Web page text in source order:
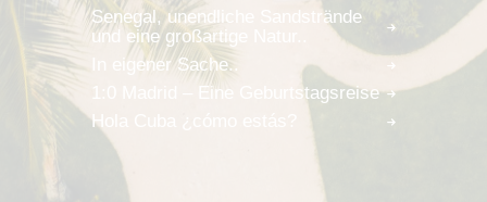
Senegal, unendliche Sandstrände
und eine großartige Natur..
In eigener Sache..
1:0 Madrid – Eine Geburtstagsreise
Hola Cuba ¿cómo estás?